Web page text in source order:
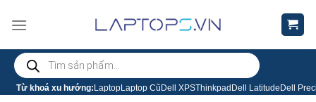
đến
dungTìm
kiếm
sản
phẩm
Từ khoá xu hướng: LaptopLaptop Cũ Dell XPSThinkpad Dell Latitude Dell